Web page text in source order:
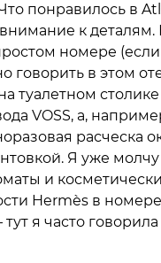
понравилось в
внимание к
номере (если
говорить в этом
туалетном столике
VOSS, а,
расческа
Я уже
и
Hermès в
я часто